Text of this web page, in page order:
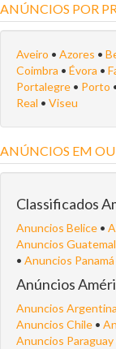
ANÚNCIOS POR
Aveiro • Azores •
Coimbra • Évora •
Portalegre • Porto
Real • Viseu
ANÚNCIOS EM
Classificados
Anuncios Belice •
Anuncios
• Anuncios Panamá
Anúncios
Anuncios Argentina
Anuncios Chile •
Anuncios Paraguay